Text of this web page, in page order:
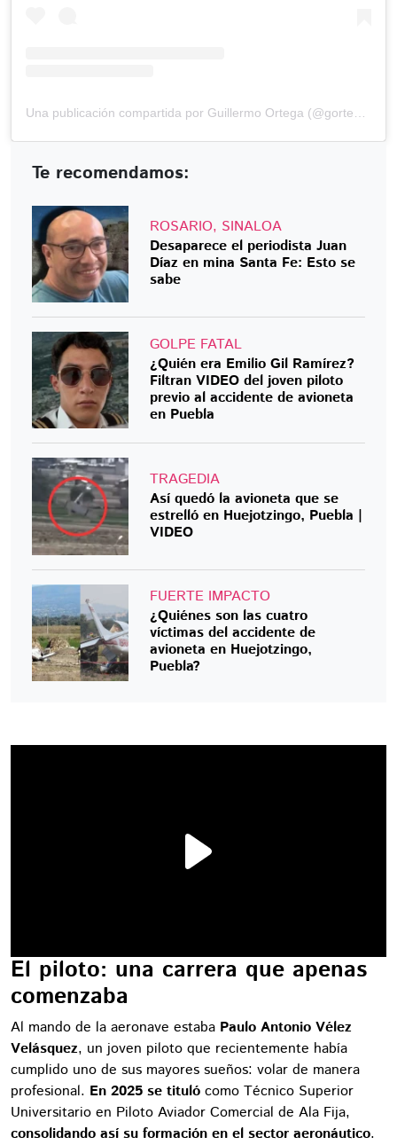
Te recomendamos:
ROSARIO, SINALOA
Desaparece el periodista Juan
Díaz en mina Santa Fe: Esto se
sabe
GOLPE FATAL
¿Quién era Emilio Gil Ramírez?
Filtran VIDEO del joven piloto
previo al accidente de avioneta
en Puebla
TRAGEDIA
Así quedó la avioneta que se
estrelló en Huejotzingo, Puebla |
VIDEO
FUERTE IMPACTO
¿Quiénes son las cuatro
víctimas del accidente de
avioneta en Huejotzingo,
Puebla?
El piloto: una carrera que apenas
comenzaba
Al mando de la aeronave estaba Paulo Antonio Vélez
Velásquez, un joven piloto que recientemente había
cumplido uno de sus mayores sueños: volar de manera
profesional. En 2025 se tituló como Técnico Superior
Universitario en Piloto Aviador Comercial de Ala Fija,
consolidando así su formación en el sector aeronáutico.